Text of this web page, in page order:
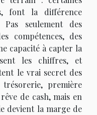
font la différence
seulement des
compétences, des
capacité à capter la
les chiffres, et
le vrai secret des
première
de cash, mais en
devient la marge de